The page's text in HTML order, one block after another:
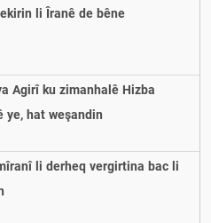
li Îranê de bêne
Agirî ku zimanhalê Hizba
ye, hat weşandin
li derheq vergirtina bac li